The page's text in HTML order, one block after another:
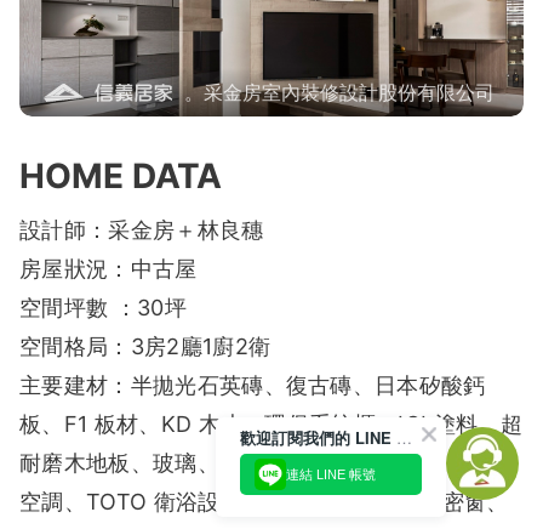
。采金房室內裝修設計股份有限公司
HOME DATA
設計師：采金房＋林良穗
房屋狀況：中古屋
空間坪數 ：30坪
空間格局：3房2廳1廚2衛
主要建材：半拋光石英磚、復古磚、日本矽酸鈣
板、F1 板材、KD 木皮、環保系統櫃、ICI 塗料、超
耐磨木地板、玻璃、灰鏡、LED 燈、水晶燈、大金
空調、TOTO 衛浴設備、進口廚具、正新氣密窗、
歡迎訂閱我們的 LINE 官方帳號
連結 LINE 帳號